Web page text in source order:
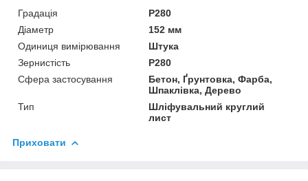
Градація
P280
Діаметр
152 мм
Одиниця вимірювання
Штука
Зернистість
P280
Сфера застосування
Бетон, Ґрунтовка, Фарба,
Шпаклівка, Дерево
Тип
Шліфувальний круглий
лист
Приховати